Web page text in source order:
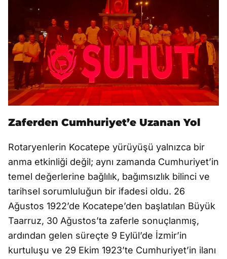
Zaferden Cumhuriyet’e Uzanan Yol
Rotaryenlerin Kocatepe yürüyüşü yalnızca bir
anma etkinliği değil; aynı zamanda Cumhuriyet’in
temel değerlerine bağlılık, bağımsızlık bilinci ve
tarihsel sorumluluğun bir ifadesi oldu. 26
Ağustos 1922’de Kocatepe’den başlatılan Büyük
Taarruz, 30 Ağustos’ta zaferle sonuçlanmış,
ardından gelen süreçte 9 Eylül’de İzmir’in
kurtuluşu ve 29 Ekim 1923’te Cumhuriyet’in ilanı